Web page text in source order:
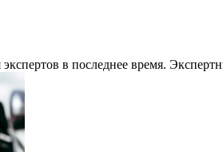
в последнее время.